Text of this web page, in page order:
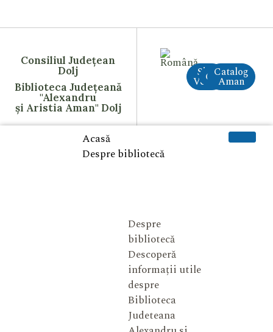
Consiliul Județean
Dolj
Biblioteca Județeană
"Alexandru
și Aristia Aman" Dolj
Site
VechiCreAI
Catalog
Aman
Acasă
Despre bibliotecă
Despre
bibliotecă
Descoperă
informații utile
despre
Biblioteca
Judeteana